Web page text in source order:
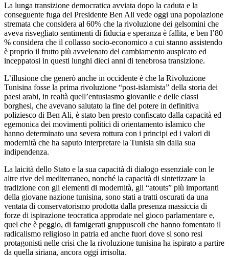
La lunga transizione democratica avviata dopo la caduta e la
conseguente fuga del Presidente Ben Ali vede oggi una popolazione
stremata che considera al 60% che la rivoluzione dei gelsomini che
aveva risvegliato sentimenti di fiducia e speranza è fallita, e ben l’80
% considera che il collasso socio-economico a cui stanno assistendo
è proprio il frutto più avvelenato del cambiamento auspicato ed
inceppatosi in questi lunghi dieci anni di tenebrosa transizione.
L’illusione che generò anche in occidente è che la Rivoluzione
Tunisina fosse la prima rivoluzione “post-islamista” della storia dei
paesi arabi, in realtà quell’entusiasmo giovanile e delle classi
borghesi, che avevano salutato la fine del potere in definitiva
poliziesco di Ben Ali, è stato ben presto confiscato dalla capacità ed
egemonica dei movimenti politici di orientamento islamico che
hanno determinato una severa rottura con i principi ed i valori di
modernità che ha saputo interpretare la Tunisia sin dalla sua
indipendenza.
La laicità dello Stato e la sua capacità di dialogo essenziale con le
altre rive del mediterraneo, nonché la capacità di sintetizzare la
tradizione con gli elementi di modernità, gli “atouts” più importanti
della giovane nazione tunisina, sono stati a tratti oscurati da una
ventata di conservatorismo prodotta dalla presenza massiccia di
forze di ispirazione teocratica approdate nel gioco parlamentare e,
quel che è peggio, di famigerati gruppuscoli che hanno fomentato il
radicalismo religioso in patria ed anche fuori dove si sono resi
protagonisti nelle crisi che la rivoluzione tunisina ha ispirato a partire
da quella siriana, ancora oggi irrisolta.